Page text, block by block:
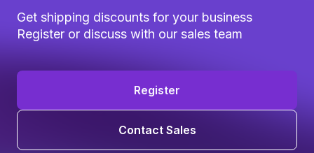
Get shipping discounts for your business
Register or discuss with our sales team
Register
Contact Sales